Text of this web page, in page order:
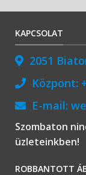
KAPCSOLAT
2051
Központ:
E-mail:
Szombaton
üzleteinkben!
ROBBANTOTT